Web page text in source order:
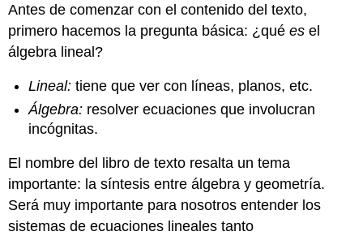
libro
de
texto
Usos
del
Álgebra
Lineal
en
Ejemplo
-
Ingeniería
Antes de comenzar con el contenido del texto,
primero hacemos la pregunta básica: ¿quées el
álgebra lineal?
Lineal: tiene que ver con líneas, planos, etc.
Álgebra: resolver ecuaciones que involucran
incógnitas.
El nombre del libro de texto resalta un tema
importante: la síntesis entre álgebra y geometría.
Será muy importante para nosotros entender los
sistemas de ecuaciones lineales tanto